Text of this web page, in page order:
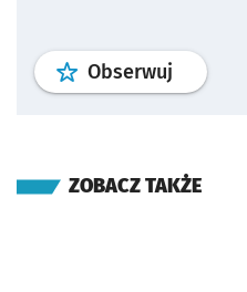
Obserwuj profil
ZOBACZ TAKŻE